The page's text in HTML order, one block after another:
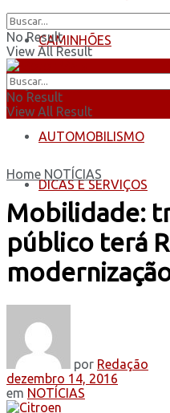
CAMINHÕES
ÔNIBUS
AUTOMOBILISMO
DICAS E SERVIÇOS
No Result
View All Result
No Result
View All Result
Home NOTÍCIAS
Mobilidade:
público terá
por Redação
dezembro 14, 2016
em NOTÍCIAS